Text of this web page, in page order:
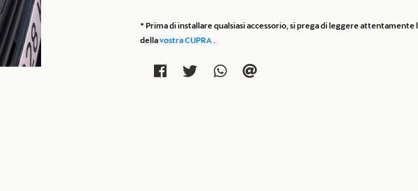
* Prima di installare qualsiasi accessorio, si prega di leggere
dellavostra CUPRA